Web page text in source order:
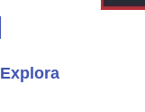
Explora